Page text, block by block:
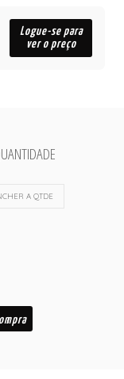
Logue-se para
ver o preço
A QTDE